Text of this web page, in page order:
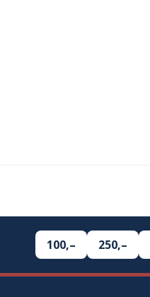
100,– 250,–